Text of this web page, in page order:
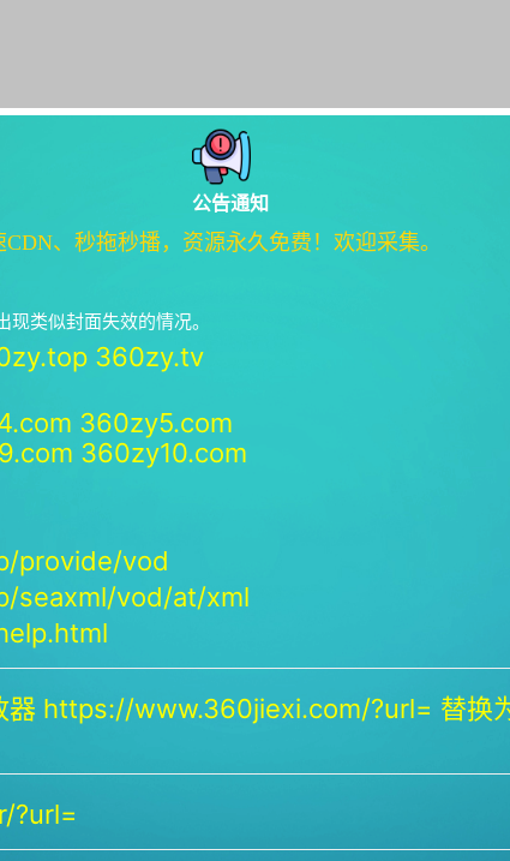
公告通知
、秒拖秒播，资源永久免费！欢迎采集。
类似封面失效的情况。
360zy.tv
360zy5.com
360zy10.com
provide/vod
seaxml/vod/at/xml
器 https://www.360jiexi.com/?url= 替
?url=